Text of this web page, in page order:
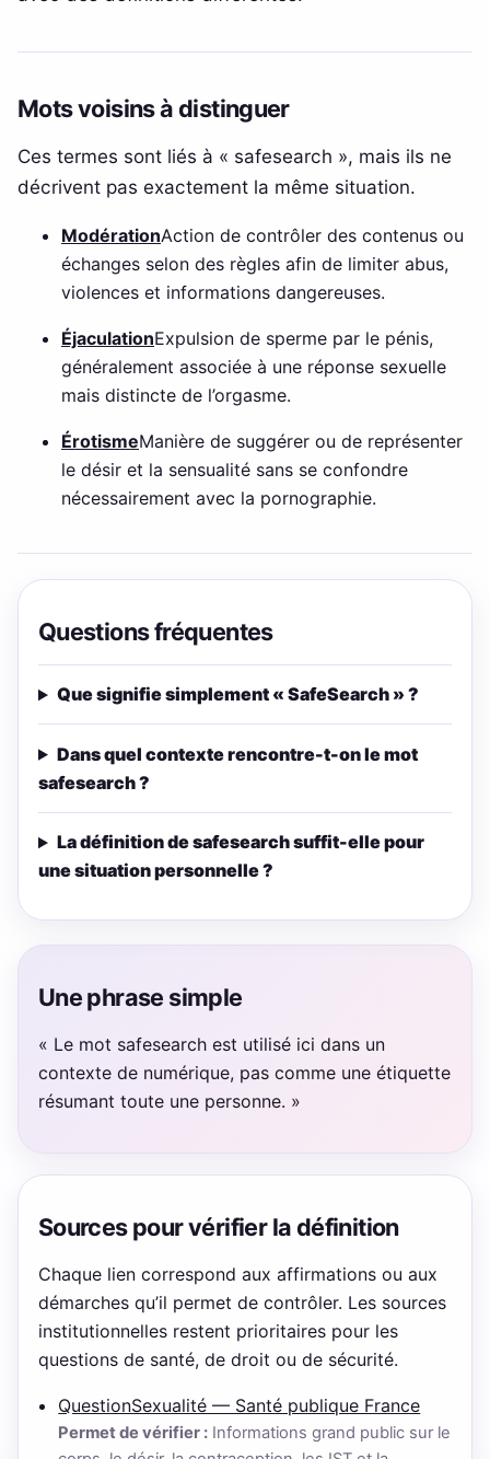
Mots voisins à distinguer
Ces termes sont liés à « safesearch », mais ils ne
décrivent pas exactement la même situation.
ModérationAction de contrôler des contenus ou
échanges selon des règles afin de limiter abus,
violences et informations dangereuses.
ÉjaculationExpulsion de sperme par le pénis,
généralement associée à une réponse sexuelle
mais distincte de l’orgasme.
ÉrotismeManière de suggérer ou de représenter
le désir et la sensualité sans se confondre
nécessairement avec la pornographie.
Questions fréquentes
Que signifie simplement « SafeSearch » ?
Dans quel contexte rencontre-t-on le mot
safesearch ?
La définition de safesearch suffit-elle pour
une situation personnelle ?
Une phrase simple
« Le mot safesearch est utilisé ici dans un
contexte de numérique, pas comme une étiquette
résumant toute une personne. »
Sources pour vérifier la définition
Chaque lien correspond aux affirmations ou aux
démarches qu’il permet de contrôler. Les sources
institutionnelles restent prioritaires pour les
questions de santé, de droit ou de sécurité.
QuestionSexualité — Santé publique France
Permet de vérifier : Informations grand public sur le